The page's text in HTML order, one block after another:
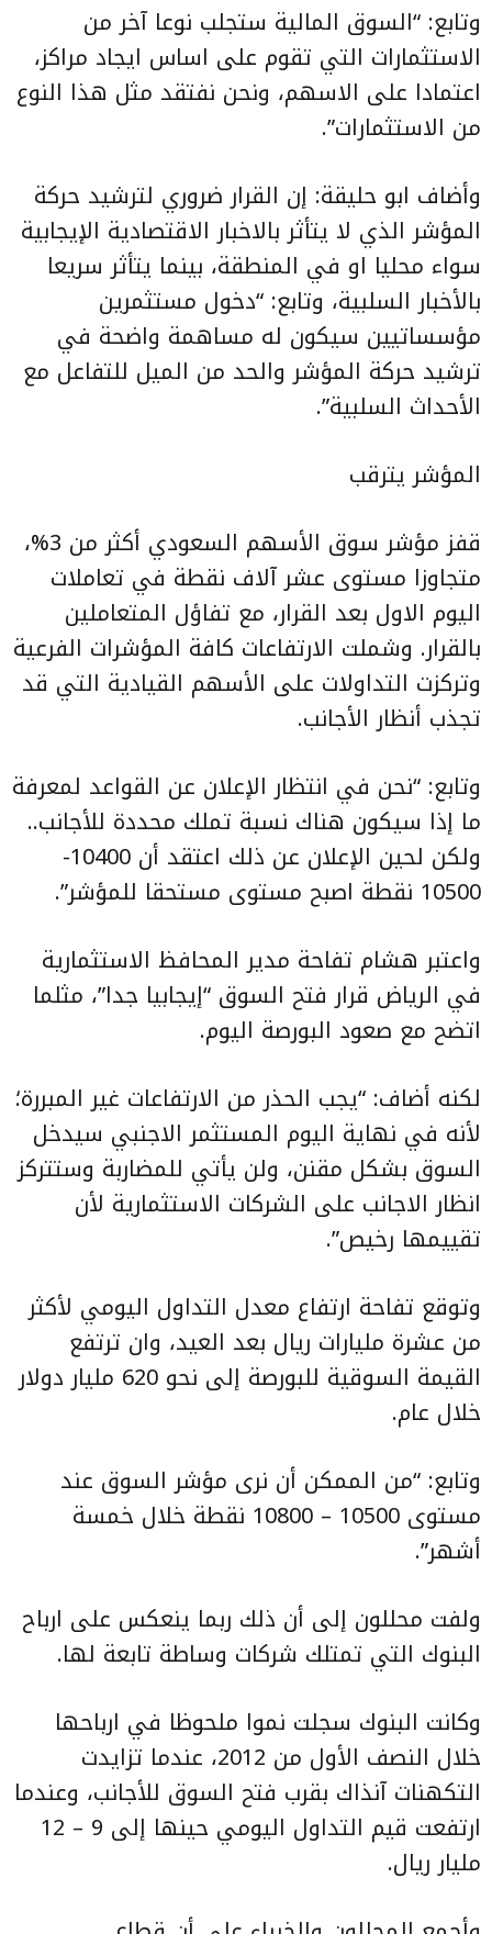
وتابع: “السوق المالية ستجلب نوعا آخر من
الاستثمارات التي تقوم على اساس ايجاد مراكز،
اعتمادا على الاسهم، ونحن نفتقد مثل هذا النوع
من الاستثمارات”.
وأضاف ابو حليقة: إن القرار ضروري لترشيد حركة
المؤشر الذي لا يتأثر بالاخبار الاقتصادية الإيجابية
سواء محليا او في المنطقة، بينما يتأثر سريعا
بالأخبار السلبية، وتابع: “دخول مستثمرين
مؤسساتيين سيكون له مساهمة واضحة في
ترشيد حركة المؤشر والحد من الميل للتفاعل مع
الأحداث السلبية”.
المؤشر يترقب
قفز مؤشر سوق الأسهم السعودي أكثر من 3%،
متجاوزا مستوى عشر آلاف نقطة في تعاملات
اليوم الاول بعد القرار، مع تفاؤل المتعاملين
بالقرار. وشملت الارتفاعات كافة المؤشرات الفرعية
وتركزت التداولات على الأسهم القيادية التي قد
تجذب أنظار الأجانب.
وتابع: “نحن في انتظار الإعلان عن القواعد لمعرفة
ما إذا سيكون هناك نسبة تملك محددة للأجانب..
ولكن لحين الإعلان عن ذلك اعتقد أن 10400-
10500 نقطة اصبح مستوى مستحقا للمؤشر”.
واعتبر هشام تفاحة مدير المحافظ الاستثمارية
في الرياض قرار فتح السوق “إيجابيا جدا”، مثلما
اتضح مع صعود البورصة اليوم.
لكنه أضاف: “يجب الحذر من الارتفاعات غير المبررة؛
لأنه في نهاية اليوم المستثمر الاجنبي سيدخل
السوق بشكل مقنن، ولن يأتي للمضاربة وستتركز
انظار الاجانب على الشركات الاستثمارية لأن
تقييمها رخيص”.
وتوقع تفاحة ارتفاع معدل التداول اليومي لأكثر
من عشرة مليارات ريال بعد العيد، وان ترتفع
القيمة السوقية للبورصة إلى نحو 620 مليار دولار
خلال عام.
وتابع: “من الممكن أن نرى مؤشر السوق عند
مستوى 10500 – 10800 نقطة خلال خمسة
أشهر”.
ولفت محللون إلى أن ذلك ربما ينعكس على ارباح
البنوك التي تمتلك شركات وساطة تابعة لها.
وكانت البنوك سجلت نموا ملحوظا في ارباحها
خلال النصف الأول من 2012، عندما تزايدت
التكهنات آنذاك بقرب فتح السوق للأجانب، وعندما
ارتفعت قيم التداول اليومي حينها إلى 9 – 12
مليار ريال.